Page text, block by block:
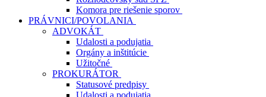
Komora pre riešenie sporov
PRÁVNICI/POVOLANIA
ADVOKÁT
Udalosti a podujatia
Orgány a inštitúcie
Užitočné
PROKURÁTOR
Statusové predpisy
Udalosti a podujatia